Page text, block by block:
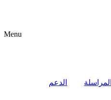
Menu
الدعم المراسلة